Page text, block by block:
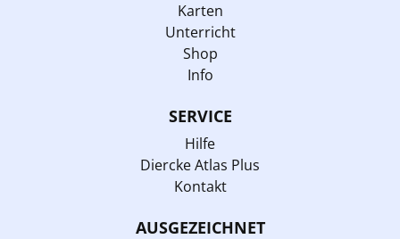
Karten
Unterricht
Shop
Info
SERVICE
Hilfe
Diercke Atlas Plus
Kontakt
AUSGEZEICHNET